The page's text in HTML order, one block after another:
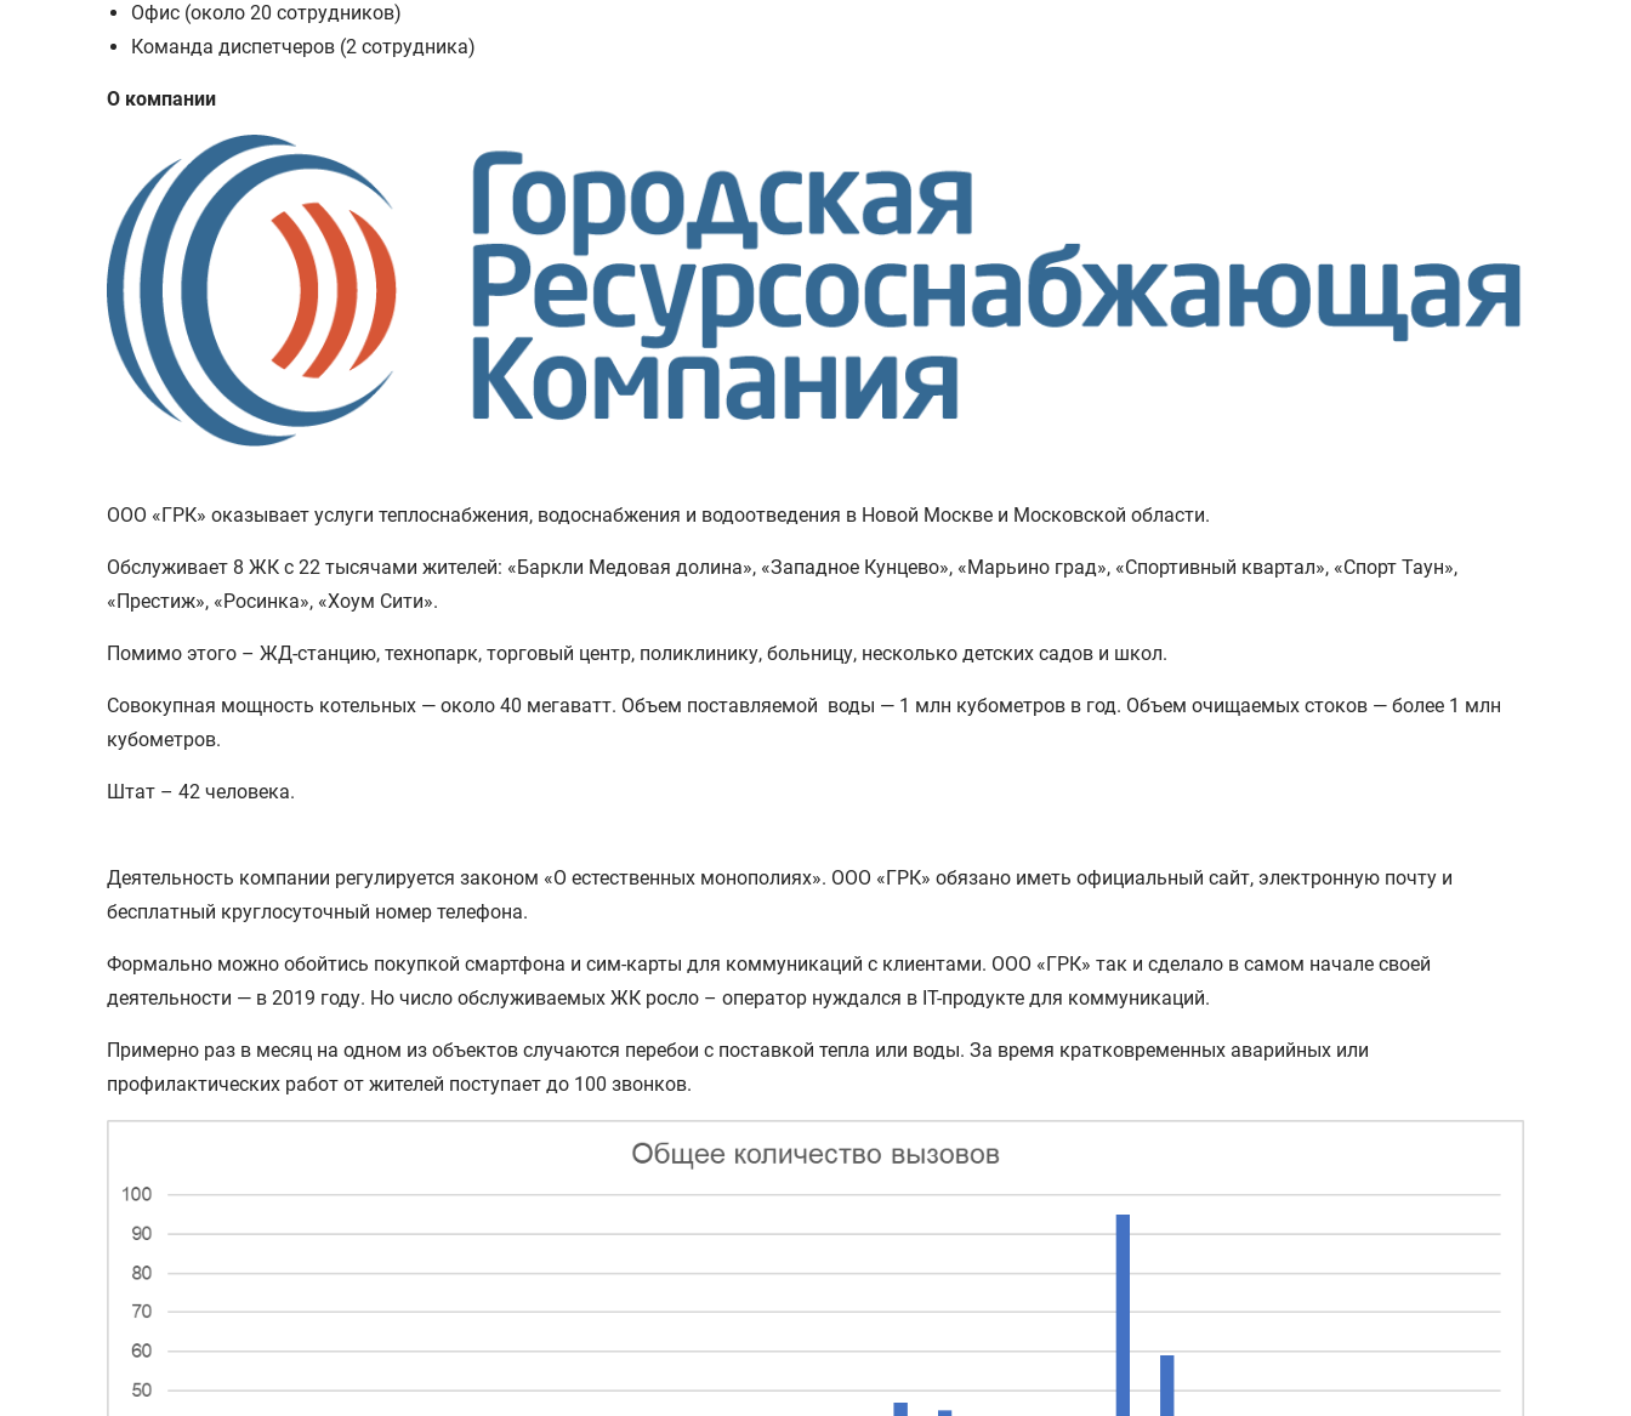
Офис (около 20 сотрудников)
Команда диспетчеров (2 сотрудника)
О компании
ООО «ГРК» оказывает услуги теплоснабжения, водоснабжения и водоотведения в Новой Москве и Московской области.
Обслуживает 8 ЖК с 22 тысячами жителей: «Баркли Медовая долина», «Западное Кунцево», «Марьино град», «Спортивный квартал», «Спорт Таун»,
«Престиж», «Росинка», «Хоум Сити».
Помимо этого – ЖД-станцию, технопарк, торговый центр, поликлинику, больницу, несколько детских садов и школ.
Совокупная мощность котельных — около 40 мегаватт. Объем поставляемой воды — 1 млн кубометров в год. Объем очищаемых стоков — более 1 млн
кубометров.
Штат – 42 человека.
Деятельность компании регулируется законом «О естественных монополиях». ООО «ГРК» обязано иметь официальный сайт, электронную почту и
бесплатный круглосуточный номер телефона.
Формально можно обойтись покупкой смартфона и сим-карты для коммуникаций с клиентами. ООО «ГРК» так и сделало в самом начале своей
деятельности — в 2019 году. Но число обслуживаемых ЖК росло – оператор нуждался в IT-продукте для коммуникаций.
Примерно раз в месяц на одном из объектов случаются перебои с поставкой тепла или воды. За время кратковременных аварийных или
профилактических работ от жителей поступает до 100 звонков.